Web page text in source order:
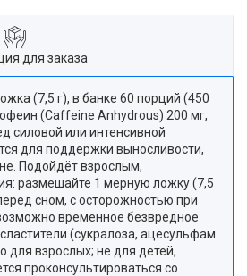
для заказа
(7,5 г), в банке 60 порций (450
(Caffeine Anhydrous) 200 мг,
силовой или интенсивной
для поддержки выносливости,
Подойдёт взрослым,
размешайте 1 мерную ложку (7,5
сном, с осторожностью при
временное безвредное
(сукралоза, ацесульфам
для взрослых; не для детей,
проконсультироваться со